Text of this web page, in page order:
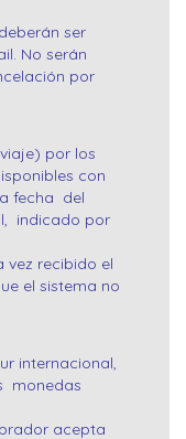
ser
No serán
por
por los
con
fecha del
indicado por
vez recibido el
el sistema no
internacional,
monedas
acepta